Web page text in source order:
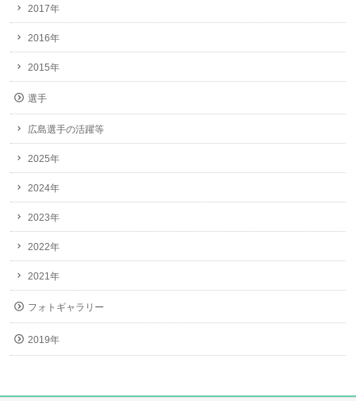
2017年
2016年
2015年
選手
広島選手の活躍等
2025年
2024年
2023年
2022年
2021年
フォトギャラリー
2019年